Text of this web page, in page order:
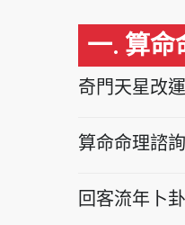
一. 算命
奇門天星改運
算命命理諮詢
回客流年卜卦